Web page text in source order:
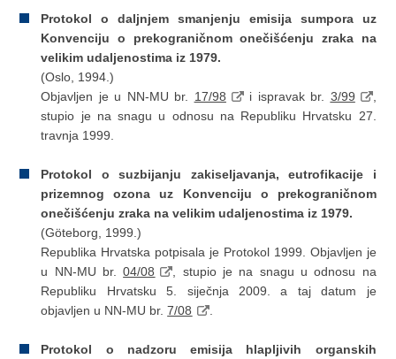
Protokol o daljnjem smanjenju emisija sumpora uz
Konvenciju o prekograničnom onečišćenju zraka na
velikim udaljenostima iz 1979.
(Oslo, 1994.)
Objavljen je u NN-MU br. 17/98 i ispravak br. 3/99
,
stupio je na snagu u odnosu na Republiku Hrvatsku 27.
travnja 1999.
Protokol o suzbijanju zakiseljavanja, eutrofikacije i
prizemnog ozona uz Konvenciju o prekograničnom
onečišćenju zraka na velikim udaljenostima iz 1979.
(Göteborg, 1999.)
Republika Hrvatska potpisala je Protokol 1999. Objavljen je
u NN-MU br.04/08
, stupio je na snagu u odnosu na
Republiku Hrvatsku 5. siječnja 2009. a taj datum je
objavljen u NN-MU br.7/08
Protokol o nadzoru emisija hlapljivih organskih